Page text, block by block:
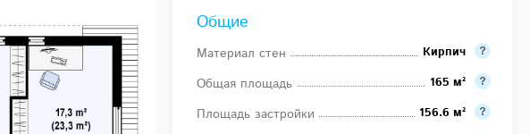
Общие
Материал стен Кирпич
Общая площадь 165 м²
Площадь застройки 156.6 м²